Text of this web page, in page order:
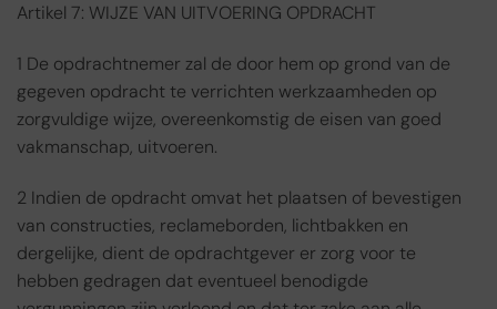
Artikel 7: WIJZE VAN UITVOERING OPDRACHT
1 De opdrachtnemer zal de door hem op grond van de
gegeven opdracht te verrichten werkzaamheden op
zorgvuldige wijze, overeenkomstig de eisen van goed
vakmanschap, uitvoeren.
2 Indien de opdracht omvat het plaatsen of bevestigen
van constructies, reclameborden, lichtbakken en
dergelijke, dient de opdrachtgever er zorg voor te
hebben gedragen dat eventueel benodigde